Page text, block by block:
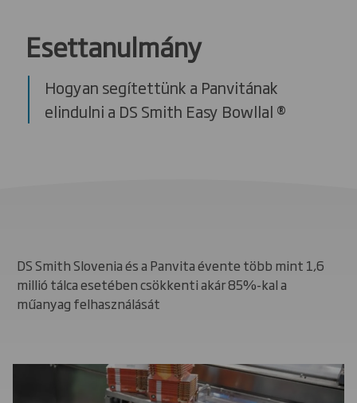
Esettanulmány
Hogyan segítettünk a Panvitának
elindulni a DS Smith Easy Bowllal ®
DS Smith Slovenia és a Panvita évente több mint 1,6
millió tálca esetében csökkenti akár 85%-kal a
műanyag felhasználását